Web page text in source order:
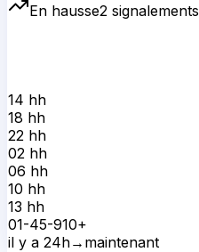
En hausse2 signalements
14 hh
18 hh
22 hh
02 hh
06 hh
10 hh
13 hh
01-45-910+
il y a 24h→ maintenant